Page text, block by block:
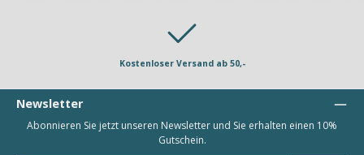
Kostenloser Versand ab 50,-
Newsletter
Abonnieren Sie jetzt unseren Newsletter und Sie erhalten einen 10%
Gutschein.